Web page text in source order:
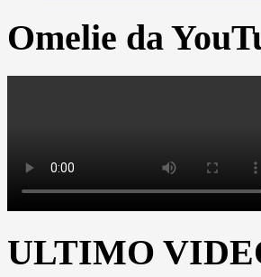
Omelie da
ULTIMO